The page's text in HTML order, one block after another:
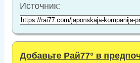
Источник:
Добавьте Рай77° в